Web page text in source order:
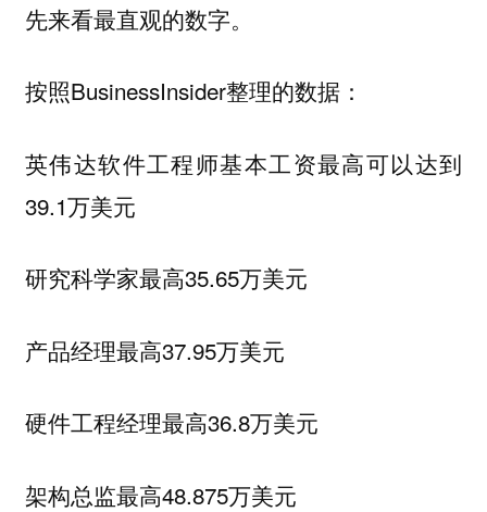
先来看最直观的数字。
按照BusinessInsider整理的数据：
英伟达软件工程师基本工资最高可以达到
39.1万美元
研究科学家最高35.65万美元
产品经理最高37.95万美元
硬件工程经理最高36.8万美元
架构总监最高48.875万美元